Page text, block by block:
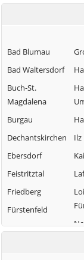
Bad Blumau
Bad Waltersdorf
Buch-St.
Magdalena
Burgau
Dechantskirchen
Ebersdorf
Feistritztal
Friedberg
Fürstenfeld
Grafendorf bei
Ilz